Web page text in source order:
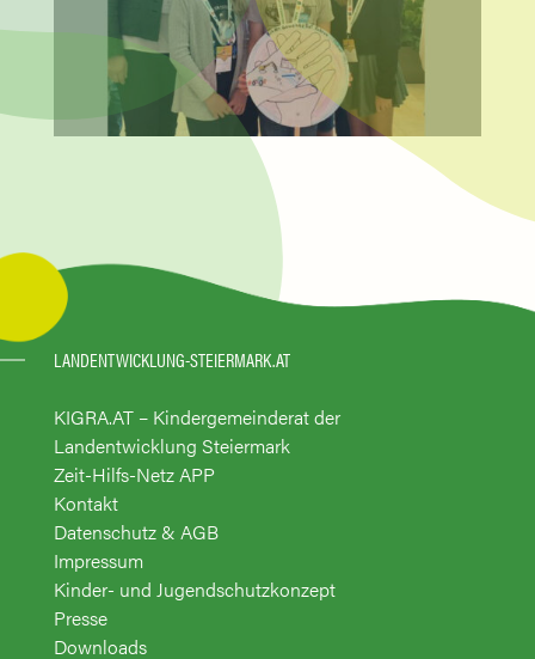
LANDENTWICKLUNG-STEIERMARK.AT
KIGRA.AT – Kindergemeinderat der
Landentwicklung Steiermark
Zeit-Hilfs-Netz APP
Kontakt
Datenschutz & AGB
Impressum
Kinder- und Jugendschutzkonzept
Presse
Downloads